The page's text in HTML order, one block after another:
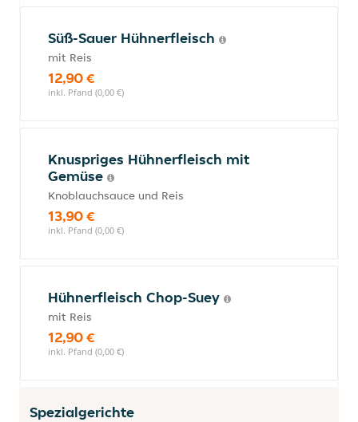
Süß-Sauer Hühnerfleisch
mit Reis
12,90 €
inkl. Pfand (0,00 €)
Knuspriges Hühnerfleisch mit
Gemüse
Knoblauchsauce und Reis
13,90 €
inkl. Pfand (0,00 €)
Hühnerfleisch Chop-Suey
mit Reis
12,90 €
inkl. Pfand (0,00 €)
Spezialgerichte